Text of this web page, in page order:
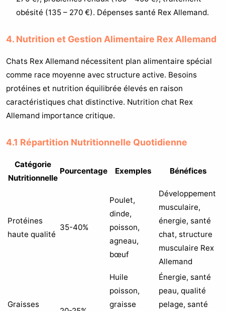
obésité (135 – 270 €). Dépenses santé Rex Allemand.
4. Nutrition et Gestion Alimentaire Rex Allemand
Chats Rex Allemand nécessitent plan alimentaire spécial
comme race moyenne avec structure active. Besoins
protéines et nutrition équilibrée élevés en raison
caractéristiques chat distinctive. Nutrition chat Rex
Allemand importance critique.
4.1 Répartition Nutritionnelle Quotidienne
Catégorie
Nutritionnelle
Pourcentage Exemples Bénéfices
Protéines
haute qualité
35-40%
Poulet,
dinde,
poisson,
agneau,
bœuf
Développement
musculaire,
énergie, santé
chat, structure
musculaire Rex
Allemand
Graisses
Huile
poisson,
graisse
Énergie, santé
peau, qualité
pelage, santé